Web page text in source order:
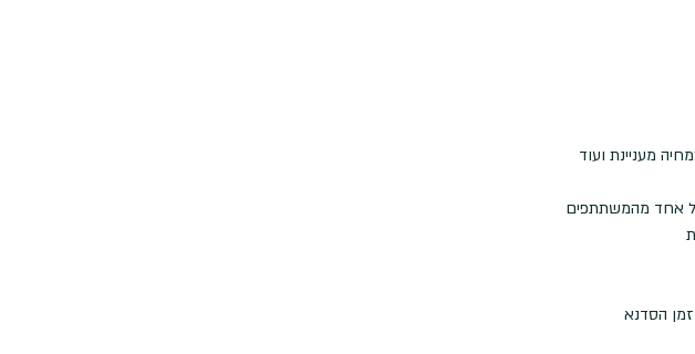
מעניינת ועוד
כל אחד מהמשתתפים
הסדנא